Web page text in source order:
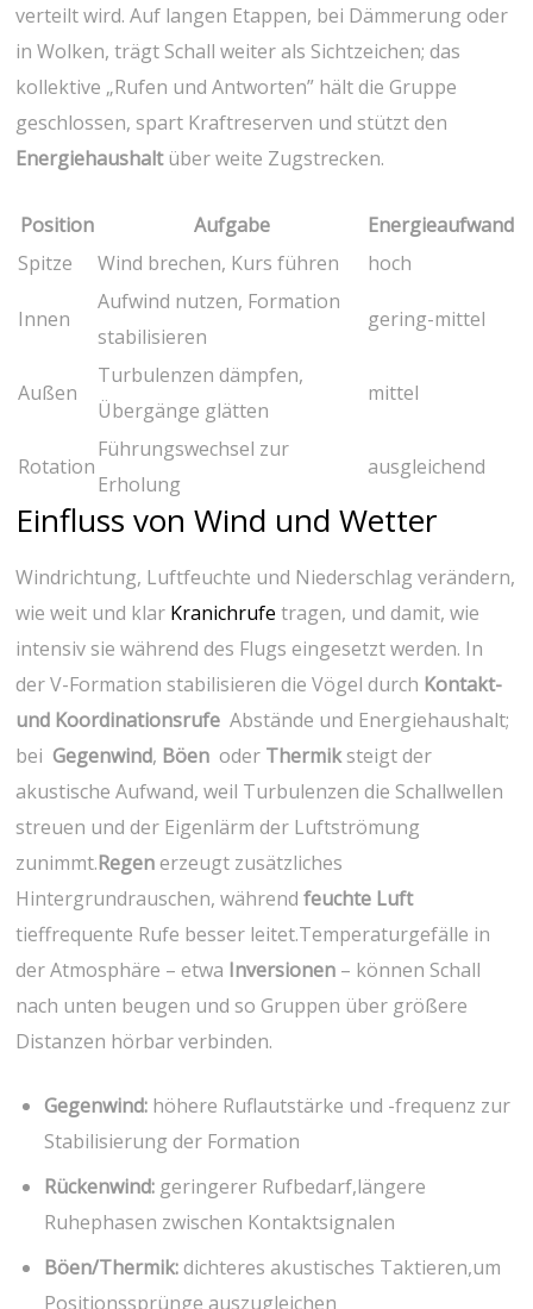
‌verteilt wird. ⁢Auf langen‌ Etappen, bei Dämmerung oder
in ⁢Wolken, trägt Schall weiter als Sichtzeichen;‍ das
‍kollektive „Rufen und Antworten” ‌hält die Gruppe
geschlossen, spart ​Kraftreserven und stützt den ‍
Energiehaushalt‌über weite Zugstrecken.
Position Aufgabe
Energieaufwand
Spitze
Wind brechen, Kurs führen hoch
Innen
Aufwind nutzen,⁤ Formation
stabilisieren
gering-mittel
Außen
Turbulenzen dämpfen,
Übergänge glätten
mittel
Rotation
Führungswechsel zur
Erholung
ausgleichend
Einfluss von Wind und Wetter
Windrichtung, Luftfeuchte‌ und Niederschlag ⁤verändern,
wie⁣ weit und klar Kranichrufe tragen, und damit, ‍wie
intensiv ⁣sie während des Flugs eingesetzt werden. In
der V-Formation stabilisieren die Vögel durch Kontakt-
und Koordinationsrufe ⁤ Abstände und Energiehaushalt;
bei ⁤Gegenwind, Böen ⁢ oder Thermik‍steigt der
akustische Aufwand, weil⁤ Turbulenzen die ‌Schallwellen
streuen ‌und der Eigenlärm der‌ Luftströmung
zunimmt.Regenerzeugt zusätzliches
Hintergrundrauschen, währendfeuchte Luft
tieffrequente Rufe besser leitet.Temperaturgefälle in
der Atmosphäre – etwa Inversionen – können ⁢Schall
nach unten‍ beugen⁣ und so⁤ Gruppen über größere
Distanzen hörbar verbinden.
Gegenwind: höhere Ruflautstärke und -frequenz zur
Stabilisierung der Formation
Rückenwind: geringerer Rufbedarf,längere ​
Ruhephasen zwischen Kontaktsignalen
Böen/Thermik:dichteres akustisches Taktieren,um​
Positionssprünge auszugleichen